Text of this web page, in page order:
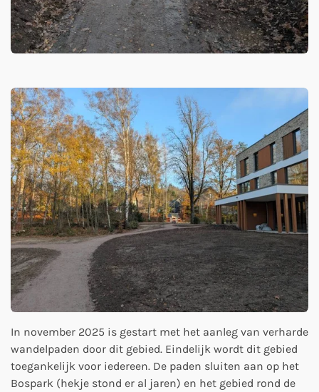
In november 2025 is gestart met het aanleg van verharde
wandelpaden door dit gebied. Eindelijk wordt dit gebied
toegankelijk voor iedereen. De paden sluiten aan op het
Bospark (hekje stond er al jaren) en het gebied rond de